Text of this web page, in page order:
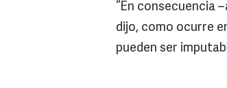
“En consecuencia
dijo, como ocurre
pueden ser